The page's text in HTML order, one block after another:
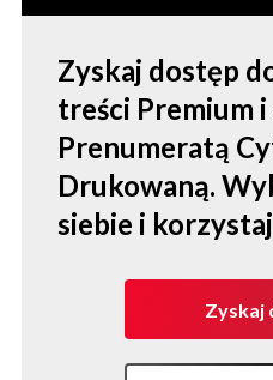
Zyskaj dostęp
treści Premium
Prenumeratą
Drukowaną.
siebie i
Zyskaj